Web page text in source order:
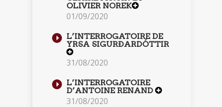
OLIVIER NOREK
01/09/2020
L’INTERROGATOIRE DE
YRSA SIGURÐARDÓTTIR
31/08/2020
L’INTERROGATOIRE
D’ANTOINE RENAND
31/08/2020